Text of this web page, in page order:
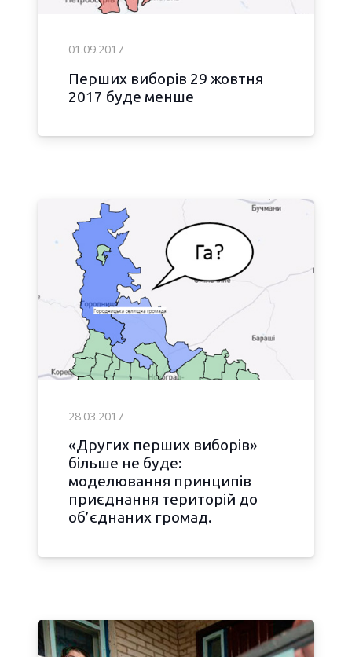
01.09.2017
Перших виборів 29 жовтня
2017 буде менше
28.03.2017
«Других перших виборів»
більше не буде:
моделювання принципів
приєднання територій до
об’єднаних громад.